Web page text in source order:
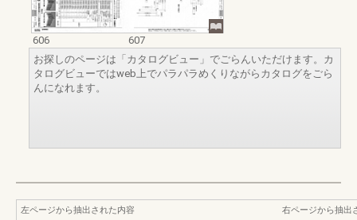
606
607
お探しのページは「カタログビュー」でごらんいただけます。カ
タログビューではweb上でパラパラめくりながらカタログをごら
んになれます。
左ページから抽出された内容
右ページから抽出